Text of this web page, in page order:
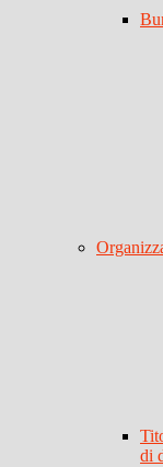
di